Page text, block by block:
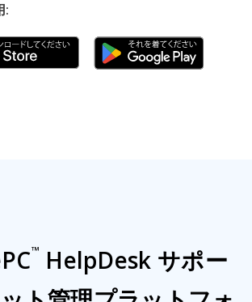
:
™
HelpDesk サポー